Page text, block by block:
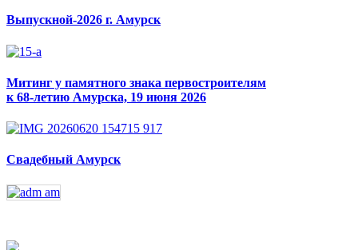
Выпускной-2026 г. Амурск
Митинг у памятного знака первостроителям
к 68-летию Амурска, 19 июня 2026
Свадебный Амурск